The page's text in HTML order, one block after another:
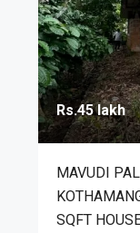
Rs.45 lakh
MAVUDI
SQFT